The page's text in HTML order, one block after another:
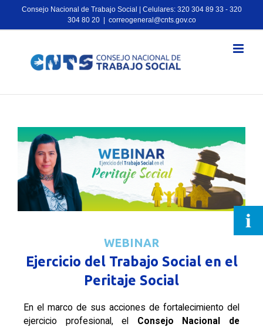
Consejo Nacional de Trabajo Social | Celulares: 320 304 89 33 - 320
304 80 20
correogeneral@cnts.gov.co
WEBINAR
Ejercicio del Trabajo Social en el
Peritaje Social
En el marco de sus acciones de fortalecimiento del
ejercicio profesional, el Consejo Nacional de